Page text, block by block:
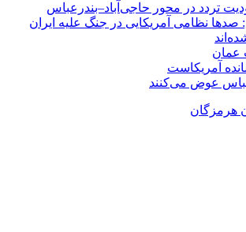
تردد در محور حاجی‌آباد–بندرعباس
نظامی آمریکایی در جنگ علیه ایران
عمان
آمریکاست
لباس عوض می‌کنند